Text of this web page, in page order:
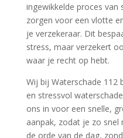
ingewikkelde proces van
zorgen voor een vlotte
je verzekeraar.​ Dit
stress, maar verzekert
waar je recht op hebt.​
Wij bij Waterschade 112
en stressvol
ons in voor een snelle,
aanpak, zodat je zo
de orde van de dag,